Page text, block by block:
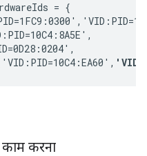
= {
करना